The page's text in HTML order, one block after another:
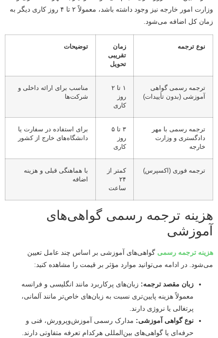
وزارت امور خارجه نیز وجود داشته باشد، معمولاً ۲ تا ۴ روز کاری دیگر به
زمان کل اضافه می‌شود.
نوع ترجمه
زمان
تقریبی
تحویل
توضیحات
ترجمه رسمی گواهی
آموزشی (بدون تأییدات)
۱ تا ۲
روز
کاری
مناسب برای ارائه داخلی و
شرکت‌ها
ترجمه رسمی با مهر
دادگستری و وزارت
خارجه
۳ تا ۵
روز
کاری
برای استفاده در سفارت یا
دانشگاه‌های خارج از کشور
ترجمه فوری (اکسپرس)
کمتر از
۲۴
ساعت
با هماهنگی قبلی و هزینه
اضافه
هزینه ترجمه رسمی گواهی‌های
آموزشی
هزینه ترجمه رسمی گواهی‌های آموزشی بر اساس چند عامل تعیین
می‌شود. در ادامه می‌توانید موارد مؤثر بر قیمت را مشاهده کنید:
زبان مقصد ترجمه: زبان‌های پرکاربرد مانند انگلیسی و فرانسه
معمولاً هزینه پایین‌تری نسبت به زبان‌های خاص‌تر مانند آلمانی،
پرتغالی یا نروژی دارند.
نوع گواهی آموزشی: مدارک رسمی آموزش‌وپرورش، فنی و
حرفه‌ای یا گواهی‌های بین‌المللی هرکدام تعرفه متفاوتی دارند.